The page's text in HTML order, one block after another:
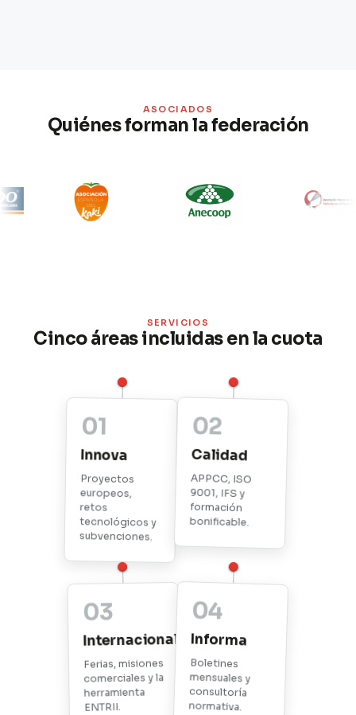
ASOCIADOS
Quiénes forman la federación
SERVICIOS
Cinco áreas incluidas en la cuota
01
Innova
Proyectos
europeos,
retos
tecnológicos y
subvenciones.
02
Calidad
APPCC, ISO
9001, IFS y
formación
bonificable.
03
Internacional
Ferias, misiones
comerciales y la
herramienta
ENTRII.
04
Informa
Boletines
mensuales y
consultoría
normativa.